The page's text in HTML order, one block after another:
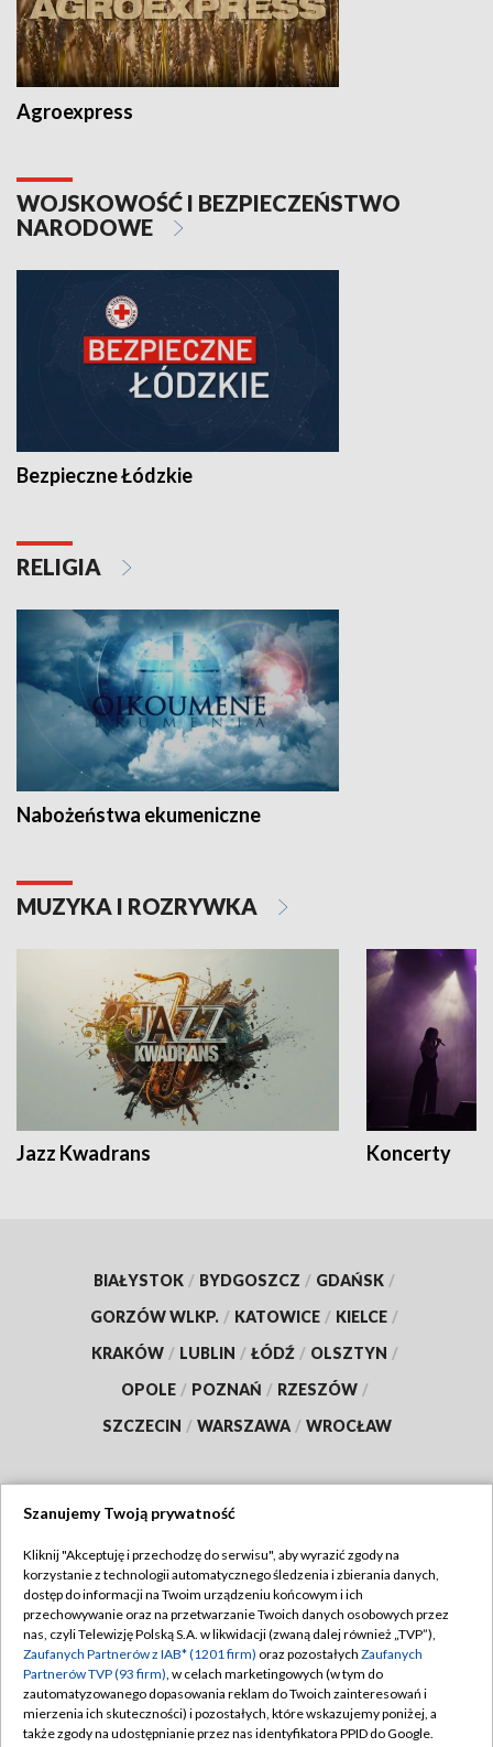
Agroexpress
WOJSKOWOŚĆ I BEZPIECZEŃSTWO
NARODOWE
Bezpieczne Łódzkie
RELIGIA
Nabożeństwa ekumeniczne
MUZYKA I ROZRYWKA
Jazz Kwadrans Koncerty
BIAŁYSTOK / BYDGOSZCZ / GDAŃSK /
GORZÓW WLKP. / KATOWICE / KIELCE /
KRAKÓW / LUBLIN / ŁÓDŹ / OLSZTYN /
OPOLE / POZNAŃ / RZESZÓW /
SZCZECIN / WARSZAWA / WROCŁAW
TVP
Abonament TVP
Emisja w TVP
Centrum informacji TVP
Naziemna Telewizja Cyfrowa
Regulamin TVP
Polityka prywatności
Moje zgody
Pomoc
Szanujemy Twoją prywatność
Kliknij "Akceptuję i przechodzę do serwisu", aby wyrazić zgody na
korzystanie z technologii automatycznego śledzenia i zbierania danych,
dostęp do informacji na Twoim urządzeniu końcowym i ich
przechowywanie oraz na przetwarzanie Twoich danych osobowych przez
nas, czyli Telewizję Polską S.A. w likwidacji (zwaną dalej również „TVP”),
Zaufanych Partnerów z IAB* (1201 firm) oraz pozostałych Zaufanych
Partnerów TVP (93 firm), w celach marketingowych (w tym do
zautomatyzowanego dopasowania reklam do Twoich zainteresowań i
mierzenia ich skuteczności) i pozostałych, które wskazujemy poniżej, a
także zgody na udostępnianie przez nas identyfikatora PPID do Google.